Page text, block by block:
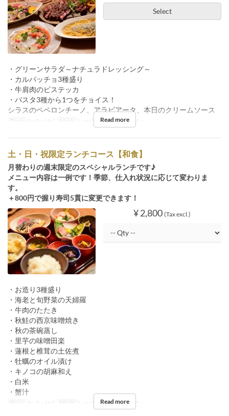
Select
・グリーンサラダ～ナチュラドレッシング～
・カルパッチョ3種盛り
・牛肩肉のビステッカ
・パスタ3種から1つをチョイス！
シラスのペペロンチーノ、アラビアータ、本日のクリームソース
Days Sa, Su, Hol Meals Lunch Order Limit 4 ~
Read more
土・日・祝限定ランチコース【和食】
月替わりの週末限定のスペシャルランチです♪
メニュー内容は一例です！季節、仕入れ状況に応じて変わりま
す。
＋800円で握り寿司5貫に変更できます！
¥ 2,800 (Tax excl.)
・お造り3種盛り
・海老と旬野菜の天婦羅
・牛肉のたたき
・秋鮭の西京味噌焼き
・秋の茶碗蒸し
・里芋の味噌田楽
・蓮根と椎茸の土佐煮
・牡蠣のオイル漬け
・キノコの胡麻和え
・白米
・蟹汁
Days Sa, Su, Hol Meals Lunch Order Limit 1 ~
Read more